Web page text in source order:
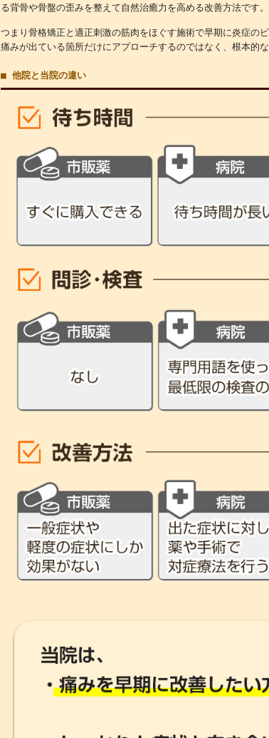
る背骨や骨盤の歪みを整えて自然治癒力を高める改善方法です。
つまり骨格矯正と適正刺激の筋肉をほぐす施術で早期に炎症の
痛みが出ている箇所だけにアプローチするのではなく、根本的
■ 他院と当院の違い